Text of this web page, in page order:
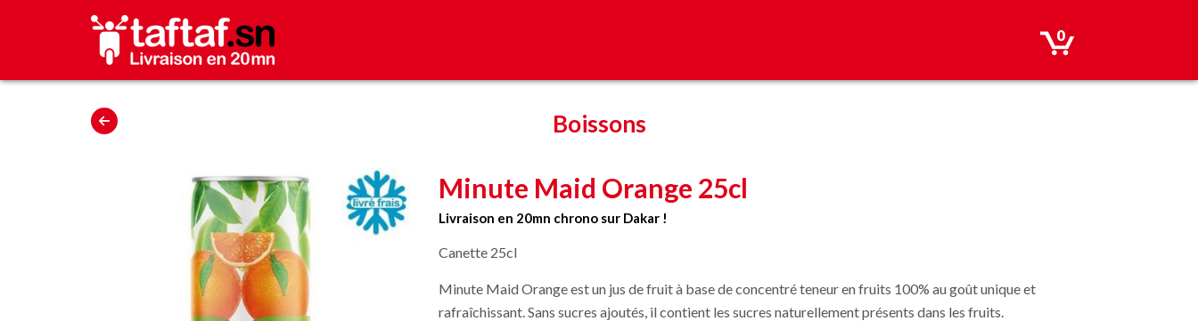
0
Boissons
Minute Maid Orange 25cl
Livraison en 20mn chrono sur Dakar !
Canette 25cl
Minute Maid Orange est un jus de fruit à base de concentré teneur en fruits 100% au goût unique et
rafraîchissant. Sans sucres ajoutés, il contient les sucres naturellement présents dans les fruits.